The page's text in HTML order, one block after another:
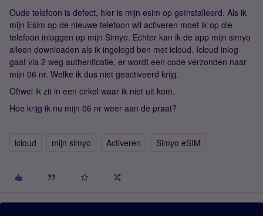
Oude telefoon is defect, hier is mijn esim op geïnstalleerd. Als ik
mijn Esim op de nieuwe telefoon wil activeren moet ik op die
telefoon inloggen op mijn Simyo. Echter kan ik de app mijn simyo
alleen downloaden als ik ingelogd ben met icloud. Icloud inlog
gaat via 2 weg authenticatie, er wordt een code verzonden naar
mijn 06 nr. Welke ik dus niet geactiveerd krijg.
Oftwel ik zit in een cirkel waar ik niet uit kom.
Hoe krijg ik nu mijn 06 nr weer aan de praat?
icloud mijn simyo Activeren Simyo eSIM